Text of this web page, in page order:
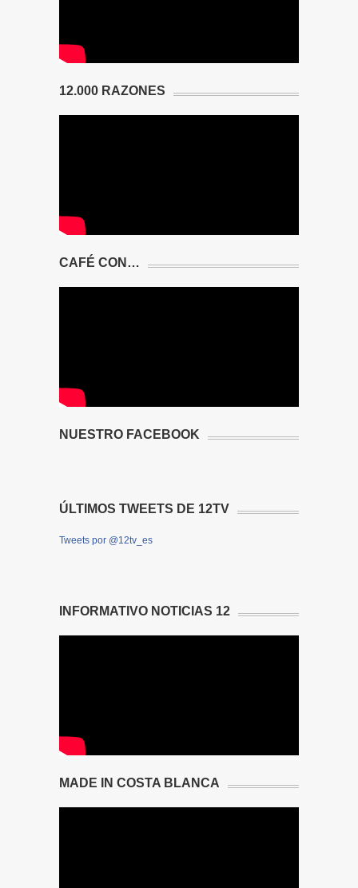
12.000 RAZONES
CAFÉ CON…
NUESTRO FACEBOOK
ÚLTIMOS TWEETS DE 12TV
Tweets por @12tv_es
INFORMATIVO NOTICIAS 12
MADE IN COSTA BLANCA